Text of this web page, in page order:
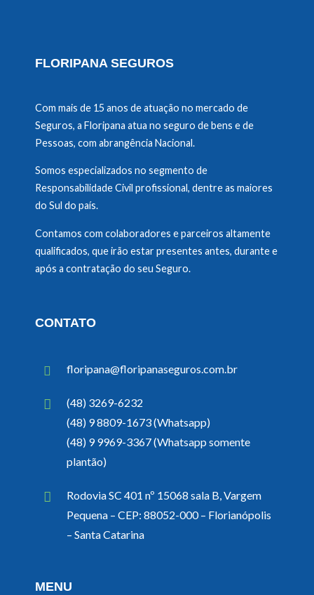
FLORIPANA SEGUROS
Com mais de 15 anos de atuação no mercado de
Seguros, a Floripana atua no seguro de bens e de
Pessoas, com abrangência Nacional.
Somos especializados no segmento de
Responsabilidade Civil profissional, dentre as maiores
do Sul do país.
Contamos com colaboradores e parceiros altamente
qualificados, que irão estar presentes antes, durante e
após a contratação do seu Seguro.
CONTATO
floripana@floripanaseguros.com.br
(48) 3269-6232
(48) 9 8809-1673 (Whatsapp)
(48) 9 9969-3367 (Whatsapp somente
plantão)
Rodovia SC 401 nº 15068 sala B, Vargem
Pequena – CEP: 88052-000 – Florianópolis
– Santa Catarina
MENU